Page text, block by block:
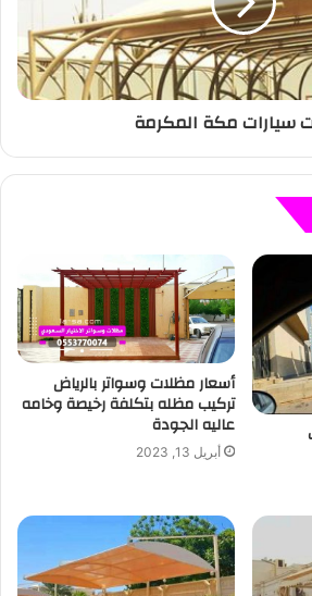
سيارات مكة المكرمة
أسعار مظلات وسواتر بالرياض
تركيب مظله بتكلفة رخيصة وخامه
عاليه الجودة
أبريل 13, 2023